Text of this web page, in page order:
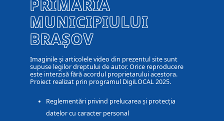
PRIMĂRIA
MUNICIPIULUI
BRAȘOV
Imaginile și articolele video din prezentul site sunt
supuse legilor dreptului de autor. Orice reproducere
este interzisă fără acordul proprietarului acestora.
Proiect realizat prin programul DigiLOCAL 2025.
Reglementări privind prelucarea și protecția
datelor cu caracter personal